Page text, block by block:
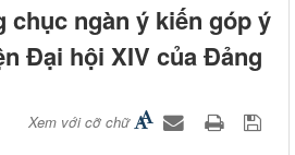
chục ngàn ý kiến góp ý
Đại hội XIV của Đảng
Xem với cỡ chữ